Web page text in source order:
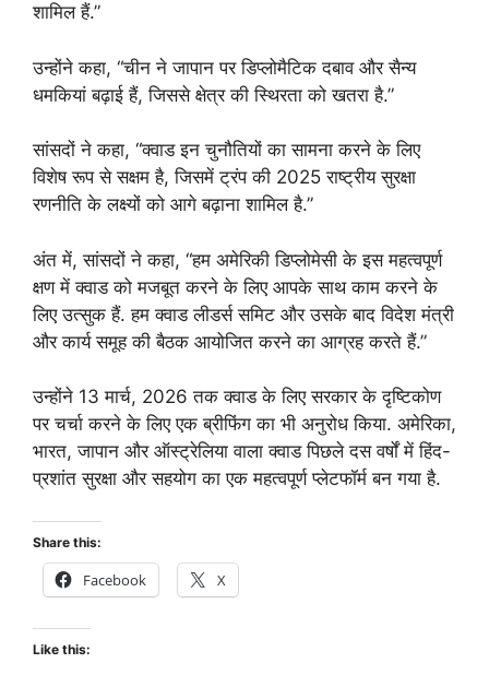
शामिल हैं.”
उन्होंने कहा, “चीन ने जापान पर डिप्लोमैटिक दबाव और सैन्य
धमकियां बढ़ाई हैं, जिससे क्षेत्र की स्थिरता को खतरा है.”
सांसदों ने कहा, “क्वाड इन चुनौतियों का सामना करने के लिए
विशेष रूप से सक्षम है, जिसमें ट्रंप की 2025 राष्ट्रीय सुरक्षा
रणनीति के लक्ष्यों को आगे बढ़ाना शामिल है.”
अंत में, सांसदों ने कहा, “हम अमेरिकी डिप्लोमेसी के इस महत्वपूर्ण
क्षण में क्वाड को मजबूत करने के लिए आपके साथ काम करने के
लिए उत्सुक हैं. हम क्वाड लीडर्स समिट और उसके बाद विदेश मंत्री
और कार्य समूह की बैठक आयोजित करने का आग्रह करते हैं.”
उन्होंने 13 मार्च, 2026 तक क्वाड के लिए सरकार के दृष्टिकोण
पर चर्चा करने के लिए एक ब्रीफिंग का भी अनुरोध किया. अमेरिका,
भारत, जापान और ऑस्ट्रेलिया वाला क्वाड पिछले दस वर्षों में हिंद-
प्रशांत सुरक्षा और सहयोग का एक महत्वपूर्ण प्लेटफॉर्म बन गया है.
Share this:
Facebook X
Like this: